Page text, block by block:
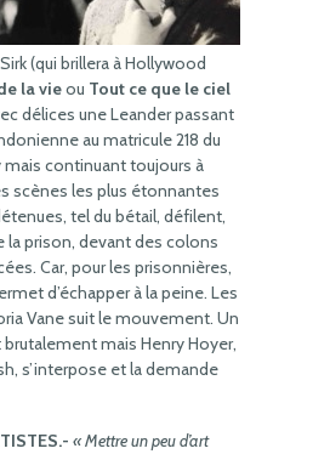
(qui brillera à Hollywood
la vieou Tout ce que le ciel
délices une Leander passant
au matricule 218 du
mais continuant toujours à
scènes les plus étonnantes
tel du bétail, défilent,
la prison, devant des colons
Car, pour les prisonnières,
d’échapper à la peine. Les
Vane suit le mouvement. Un
mais Henry Hoyer,
s’interpose et la demande
« Mettre un peu d’art